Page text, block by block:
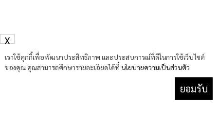
เราใช้คุกกี้เพื่อพัฒนาประสิทธิภาพ และประสบการณ์ที่ดีในการใช้เว็บไซต์
ของคุณ คุณสามารถศึกษารายละเอียดได้ที่ นโยบายความเป็นส่วนตัว
ยอมรับ
X